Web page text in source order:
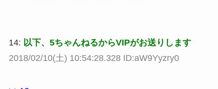
14: 以下、5ちゃんねるからVIPがお送りします
2018/02/10(土) 10:54:28.328 ID:aW9Yyzry0